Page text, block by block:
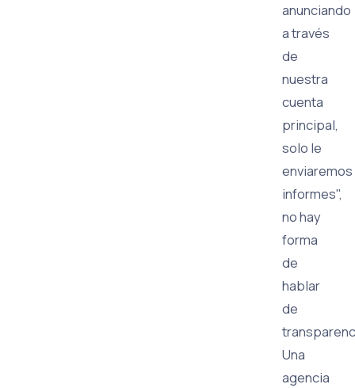
anunciando
a través
de
nuestra
cuenta
principal,
solo le
enviaremos
informes",
no hay
forma
de
hablar
de
Una
agencia